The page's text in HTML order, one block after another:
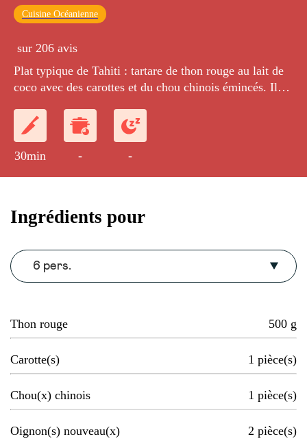
Cuisine Océanienne
sur 206 avis
Plat typique de Tahiti : tartare de thon rouge au lait de
coco avec des carottes et du chou chinois émincés. Il
30min - -
Ingrédients pour
6 pers.
Thon rouge 500 g
Carotte(s) 1 pièce(s)
Chou(x) chinois 1 pièce(s)
Oignon(s) nouveau(x) 2 pièce(s)